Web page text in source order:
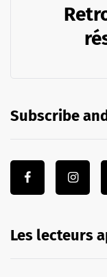
Subscribe
Les lecteurs